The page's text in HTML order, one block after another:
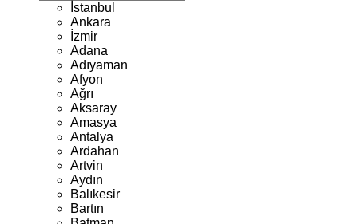
İstanbul
Ankara
İzmir
Adana
Adıyaman
Afyon
Ağrı
Aksaray
Amasya
Antalya
Ardahan
Artvin
Aydın
Balıkesir
Bartın